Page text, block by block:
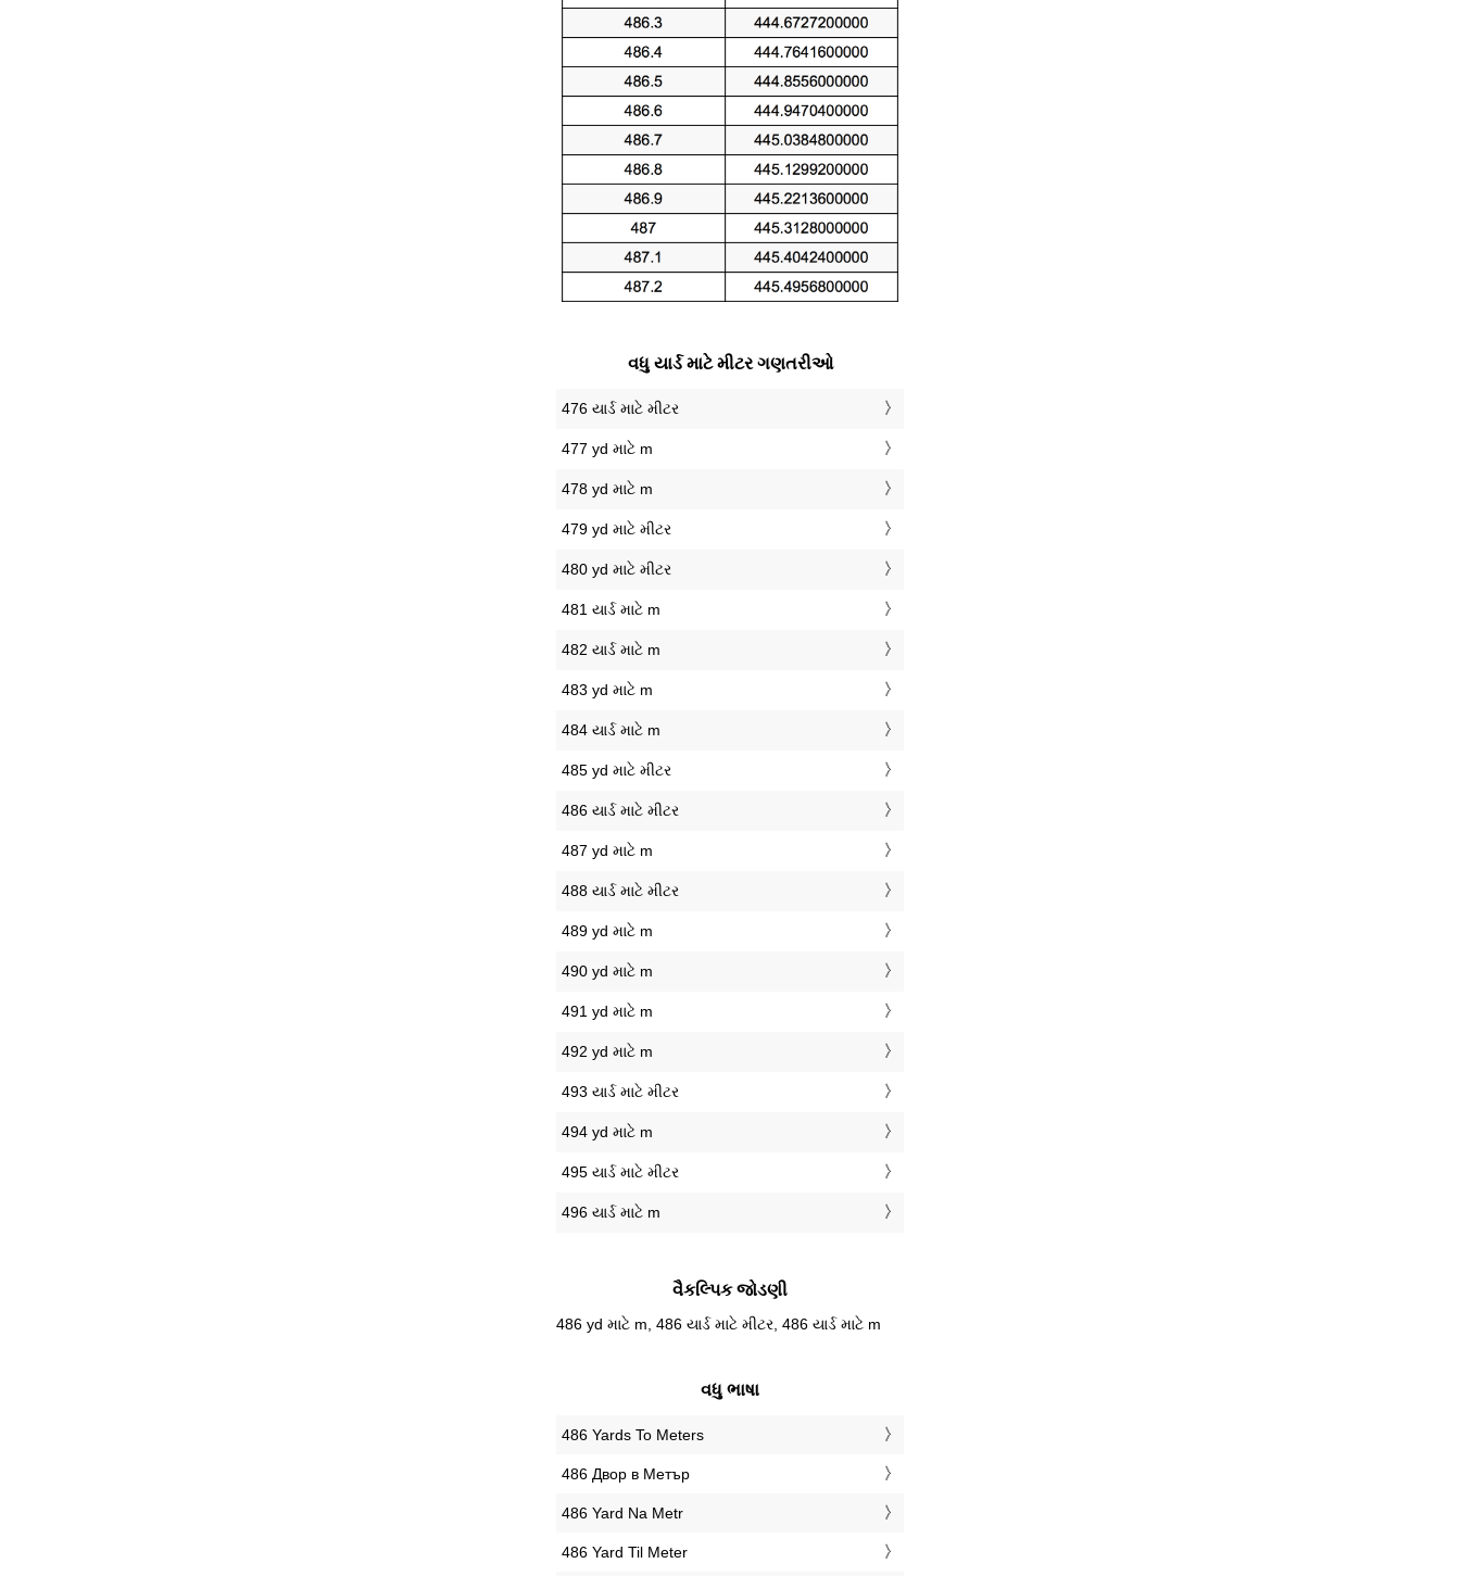
વધુ યાર્ડ માટે મીટર ગણતરીઓ
476 યાર્ડ માટે મીટર
477 yd માટે m
478 yd માટે m
479 yd માટે મીટર
480 yd માટે મીટર
481 યાર્ડ માટે m
482 યાર્ડ માટે m
483 yd માટે m
484 યાર્ડ માટે m
485 yd માટે મીટર
486 યાર્ડ માટે મીટર
487 yd માટે m
488 યાર્ડ માટે મીટર
489 yd માટે m
490 yd માટે m
491 yd માટે m
492 yd માટે m
493 યાર્ડ માટે મીટર
494 yd માટે m
495 યાર્ડ માટે મીટર
496 યાર્ડ માટે m
વૈકલ્પિક જોડણી
486 yd માટે m, 486 યાર્ડ માટે મીટર, 486 યાર્ડ માટે m
વધુ ભાષા
‎486 Yards To Meters
‎486 Двор в Метър
‎486 Yard Na Metr
‎486 Yard Til Meter